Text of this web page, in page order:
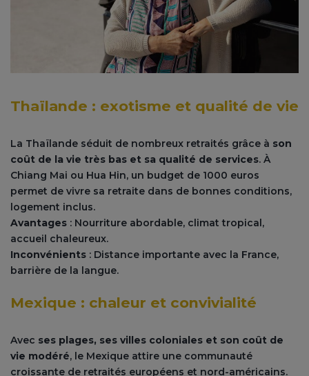
Thaïlande : exotisme et qualité de vie
La Thaïlande séduit de nombreux retraités grâce à son
coût de la vie très bas et sa qualité de services. À
Chiang Mai ou Hua Hin, un budget de 1000 euros
permet de vivre sa retraite dans de bonnes conditions,
logement inclus.
Avantages : Nourriture abordable, climat tropical,
accueil chaleureux.
Inconvénients : Distance importante avec la France,
barrière de la langue.
Mexique : chaleur et convivialité
Avec ses plages, ses villes coloniales et son coût de
vie modéré, le Mexique attire une communauté
croissante de retraités européens et nord-américains.